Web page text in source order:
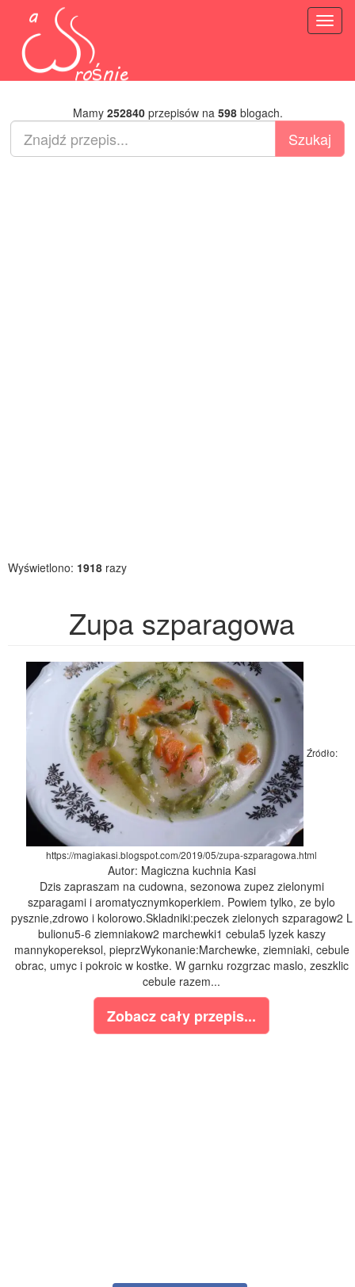
Mamy 252840przepisów na 598blogach.
Wyświetlono: 1918 razy
Zupa szparagowa
Źródło:
https://magiakasi.blogspot.com/2019/05/zupa-szparagowa.html
Autor: Magiczna kuchnia Kasi
Dzis zapraszam na cudowna, sezonowa zupez zielonymi
szparagami i aromatycznymkoperkiem. Powiem tylko, ze bylo
pysznie,zdrowo i kolorowo.Skladniki:peczek zielonych szparagow2 L
bulionu5-6 ziemniakow2 marchewki1 cebula5 lyzek kaszy
mannykopereksol, pieprzWykonanie:Marchewke, ziemniaki, cebule
obrac, umyc i pokroic w kostke. W garnku rozgrzac maslo, zeszklic
cebule razem...
Zobacz cały przepis...